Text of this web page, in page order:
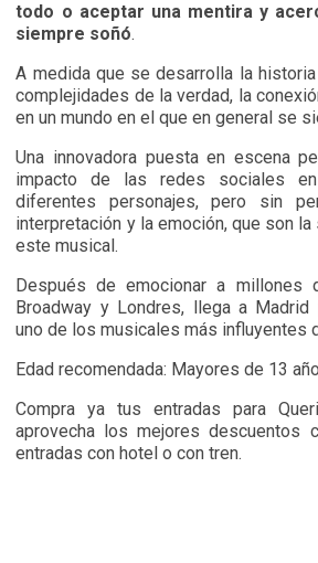
todo o aceptar una mentira y
siempre soñó.
A medida que se desarrolla la
complejidades de la verdad, la
en un mundo en el que en general se
Una innovadora puesta en escena
impacto de las redes sociales
diferentes personajes, pero sin
interpretación y la emoción, que son
este musical.
Después de emocionar a millones
Broadway y Londres, llega a
uno de los musicales más influyentes
Edad recomendada: Mayores de 13
Compra ya tus entradas para
aprovecha los mejores descuentos
entradas con hotel o con tren.